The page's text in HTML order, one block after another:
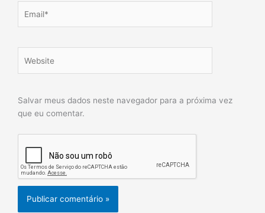
Salvar meus dados neste navegador para a próxima vez
que eu comentar.